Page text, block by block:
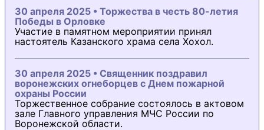
30 апреля 2025 • Торжества в честь 80-летия
Победы в Орловке
Участие в памятном мероприятии принял
настоятель Казанского храма села Хохол.
30 апреля 2025 • Священник поздравил
воронежских огнеборцев с Днем пожарной
охраны России
Торжественное собрание состоялось в актовом
зале Главного управления МЧС России по
Воронежской области.